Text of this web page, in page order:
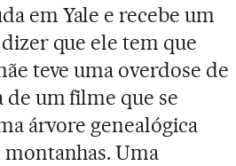
em Yale e recebe um
que ele tem que
teve uma overdose de
um filme que se
árvore genealógica
Uma